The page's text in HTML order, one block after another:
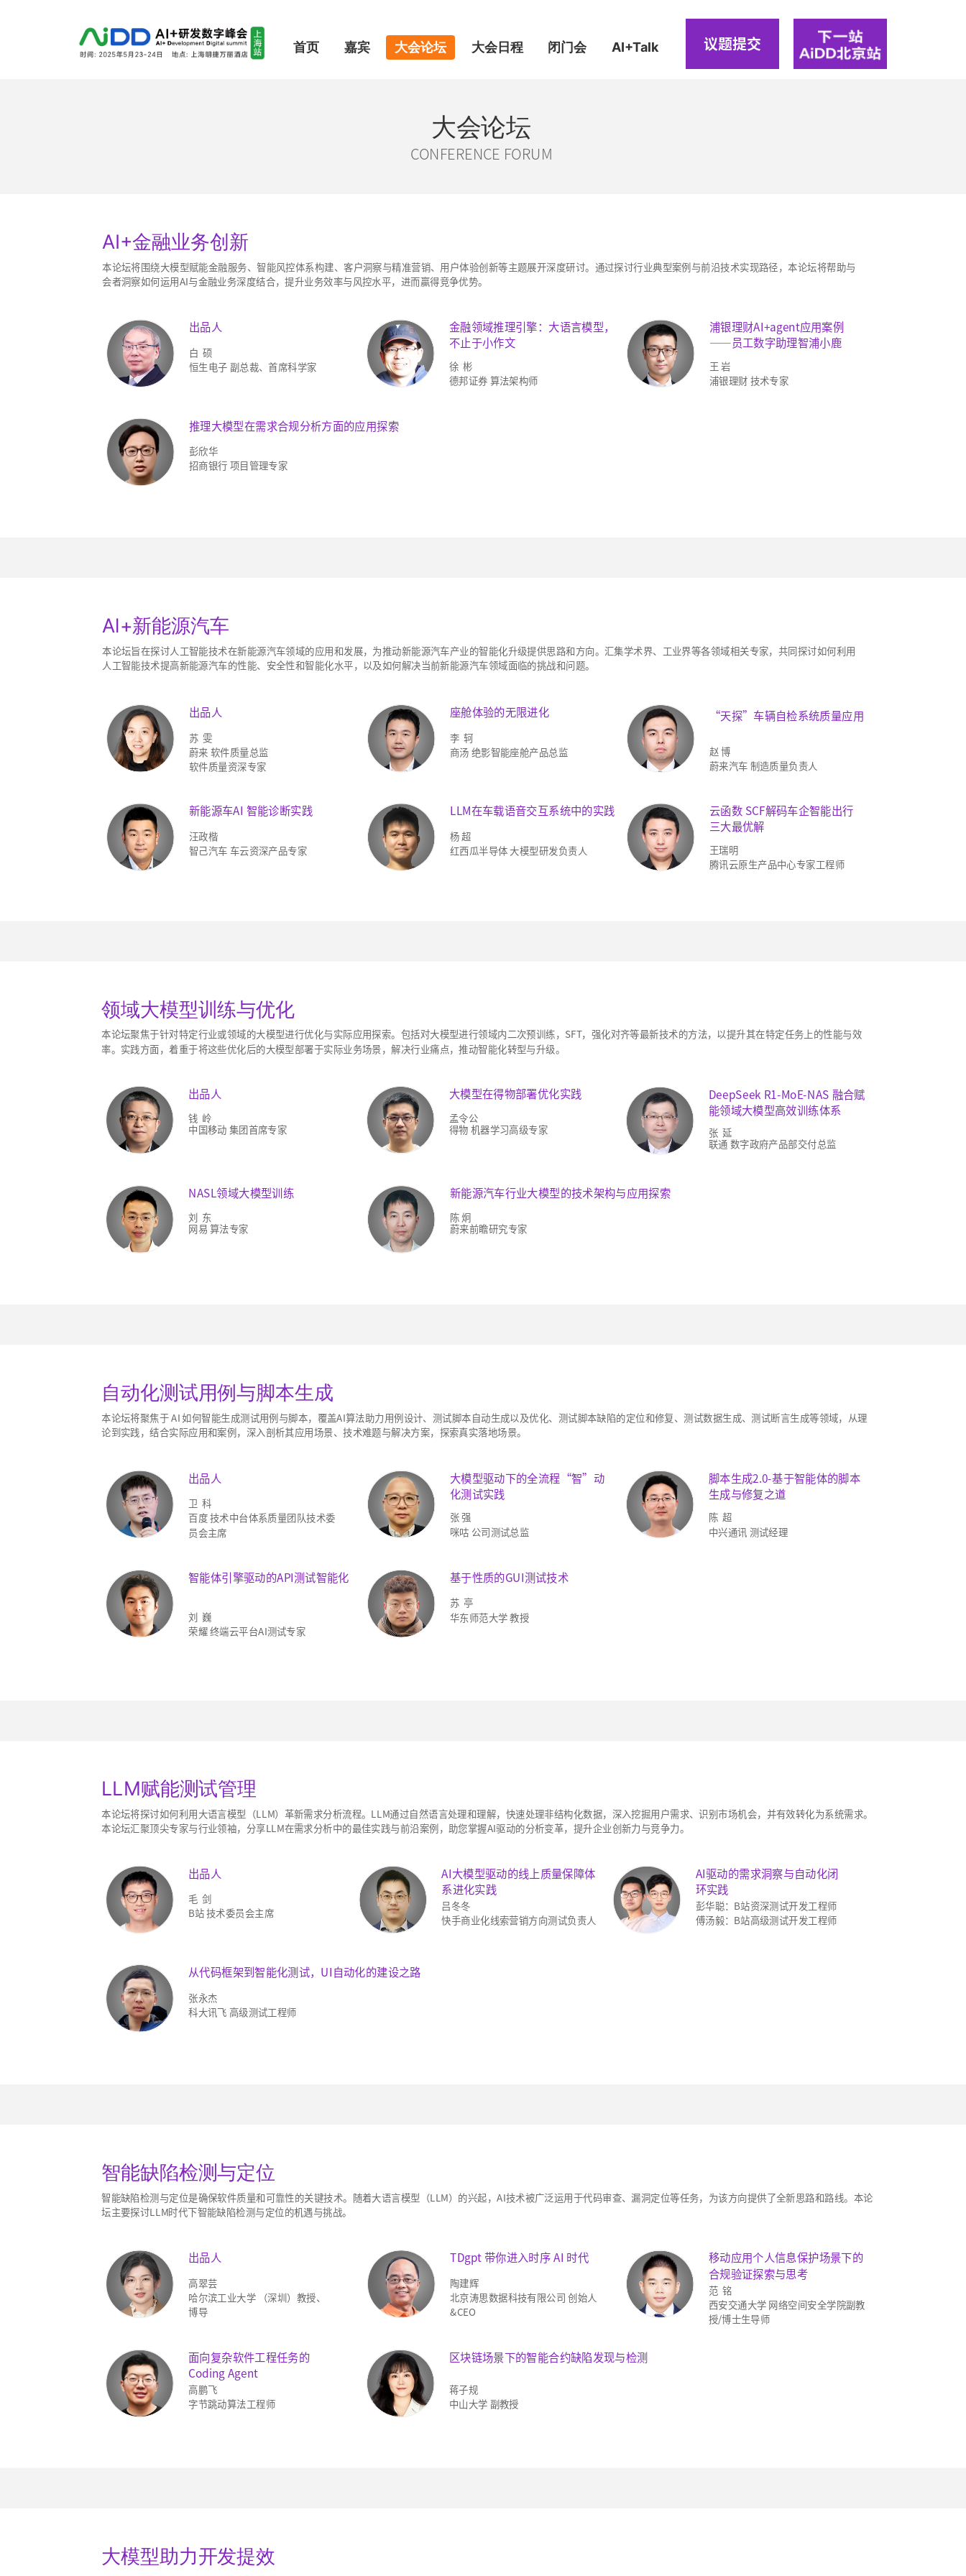
首页 嘉宾 大会论坛 大会日程 闭门会 AI+Talk 议题提交
CONFERENCE FORUM
大会论坛
AI+金融业务创新
本论坛将围绕大模型赋能金融服务、智能风控体系构建、客户洞察与精准营销、用户体验创新等主题展开深度研讨。通过探讨行业典型案例与前沿技术实现路径，本论坛将帮助与
会者洞察如何运用AI与金融业务深度结合，提升业务效率与风控水平，进而赢得竞争优势。
出品人
白 硕
恒生电子 副总裁、首席科学家
推理大模型在需求合规分析方面的应用探索
彭欣华
招商银行 项目管理专家
金融领域推理引擎：大语言模型，
不止于小作文
徐 彬
德邦证券 算法架构师
浦银理财AI+agent应用案例
——员工数字助理智浦小鹿
王 岩
浦银理财 技术专家
Al+新能源汽车
本论坛旨在探讨人工智能技术在新能源汽车领域的应用和发展，为推动新能源汽车产业的智能化升级提供思路和方向。汇集学术界、工业界等各领域相关专家，共同探讨如何利用
人工智能技术提高新能源汽车的性能、安全性和智能化水平，以及如何解决当前新能源汽车领域面临的挑战和问题。
出品人
苏 雯
蔚来 软件质量总监
软件质量资深专家
新能源车AI 智能诊断实践
汪政楷
智己汽车 车云资深产品专家
LLM在车载语音交互系统中的实践
杨 超
红西瓜半导体 大模型研发负责人
云函数 SCF解码车企智能出行
三大最优解
王瑞明
腾讯云原生产品中心专家工程师
“天探”车辆自检系统质量应用
赵 博
蔚来汽车 制造质量负责人
座舱体验的无限进化
李 轲
商汤 绝影智能座舱产品总监
领域大模型训练与优化
本论坛聚焦于针对特定行业或领域的大模型进行优化与实际应用探索。包括对大模型进行领域内二次预训练，SFT，强化对齐等最新技术的方法，以提升其在特定任务上的性能与效
率。实践方面，着重于将这些优化后的大模型部署于实际业务场景，解决行业痛点，推动智能化转型与升级。
出品人
钱 岭
中国移动 集团首席专家
NASL领域大模型训练
刘 东
网易 算法专家
新能源汽车行业大模型的技术架构与应用探索
陈 炯
蔚来前瞻研究专家
大模型在得物部署优化实践
孟令公
得物 机器学习高级专家
DeepSeek R1-MoE-NAS 融合赋
能领域大模型高效训练体系
张 延
联通 数字政府产品部交付总监
自动化测试用例与脚本生成
本论坛将聚焦于 AI 如何智能生成测试用例与脚本，覆盖AI算法助力用例设计、测试脚本自动生成以及优化、测试脚本缺陷的定位和修复、测试数据生成、测试断言生成等领域，从理
论到实践，结合实际应用和案例，深入剖析其应用场景、技术难题与解决方案，探索真实落地场景。
出品人
卫 科
百度 技术中台体系质量团队技术委
员会主席
智能体引擎驱动的API测试智能化
刘 巍
荣耀 终端云平台AI测试专家
基于性质的GUI测试技术
苏 亭
华东师范大学 教授
大模型驱动下的全流程“智”动
化测试实践
张 强
咪咕 公司测试总监
脚本生成2.0-基于智能体的脚本
生成与修复之道
陈 超
中兴通讯 测试经理
LLM赋能测试管理
本论坛将探讨如何利用大语言模型（LLM）革新需求分析流程。LLM通过自然语言处理和理解，快速处理非结构化数据，深入挖掘用户需求、识别市场机会，并有效转化为系统需求。
本论坛汇聚顶尖专家与行业领袖，分享LLM在需求分析中的最佳实践与前沿案例，助您掌握AI驱动的分析变革，提升企业创新力与竞争力。
出品人
毛 剑
B站 技术委员会主席
从代码框架到智能化测试，UI自动化的建设之路
张永杰
科大讯飞 高级测试工程师
AI大模型驱动的线上质量保障体
系进化实践
吕冬冬
快手商业化线索营销方向测试负责人
AI驱动的需求洞察与自动化闭
环实践
彭华聪：B站资深测试开发工程师
傅汤毅：B站高级测试开发工程师
智能缺陷检测与定位
智能缺陷检测与定位是确保软件质量和可靠性的关键技术。随着大语言模型（LLM）的兴起，AI技术被广泛运用于代码审查、漏洞定位等任务，为该方向提供了全新思路和路线。本论
坛主要探讨LLM时代下智能缺陷检测与定位的机遇与挑战。
出品人
高翠芸
哈尔滨工业大学 （深圳）教授、
博导
面向复杂软件工程任务的
Coding Agent
高鹏飞
字节跳动算法工程师
区块链场景下的智能合约缺陷发现与检测
蒋子规
中山大学 副教授
TDgpt 带你进入时序 AI 时代
陶建辉
北京涛思数据科技有限公司 创始人
&CEO
移动应用个人信息保护场景下的
合规验证探索与思考
范 铭
西安交通大学 网络空间安全学院副教
授/博士生导师
大模型助力开发提效